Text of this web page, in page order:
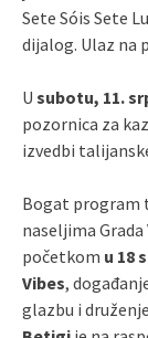
Sete Sóis Sete
dijalog. Ulaz na
U subotu, 11.
pozornica za
izvedbi
Bogat program
naseljima
početkom u 18
Vibes,
glazbu i